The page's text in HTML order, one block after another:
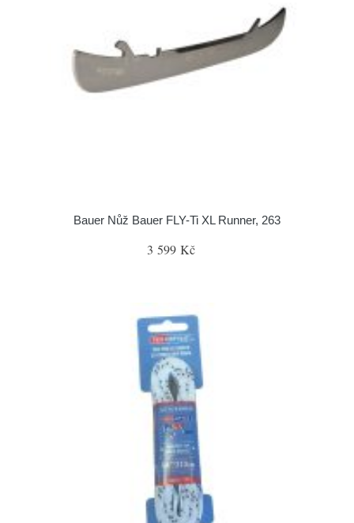
Bauer Nůž Bauer FLY-Ti XL Runner, 263
3 599 Kč